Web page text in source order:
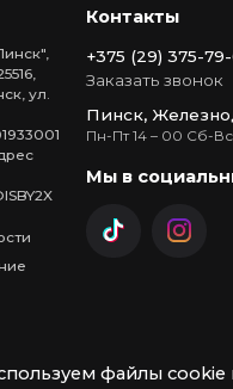
файлы cookie
ул.
Контакты
+375 (29) 375-
Заказать звонок
Пинск,
Пн-Пт 14 – 00 Сб-
Мы в